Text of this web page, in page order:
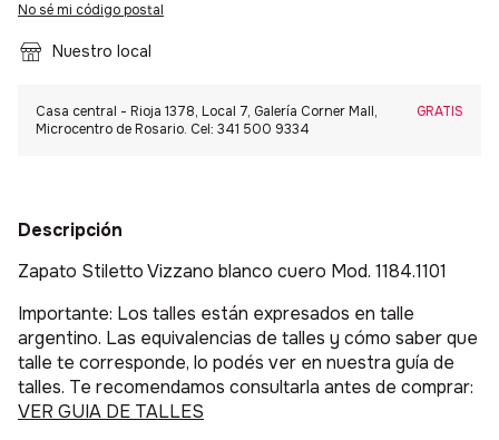
No sé mi código postal
Nuestro local
Casa central - Rioja 1378, Local 7, Galería Corner Mall,
Microcentro de Rosario. Cel: 341 500 9334
GRATIS
Descripción
Zapato Stiletto Vizzano blanco cuero Mod. 1184.1101
Importante: Los talles están expresados en talle
argentino. Las equivalencias de talles y cómo saber que
talle te corresponde, lo podés ver en nuestra guía de
talles. Te recomendamos consultarla antes de comprar:
VER GUIA DE TALLES